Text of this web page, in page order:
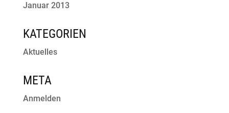
Januar 2013
KATEGORIEN
Aktuelles
META
Anmelden